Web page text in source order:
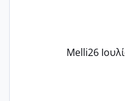
Εγώ πήγα σε
Melli26